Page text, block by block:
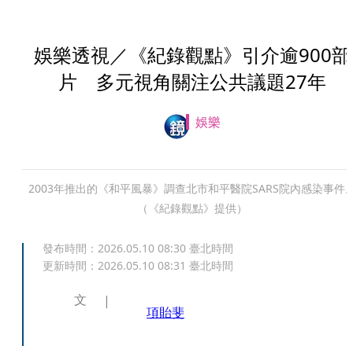
娛樂透視／《紀錄觀點》引介逾900部
片 多元視角關注公共議題27年
娛樂
2003年推出的《和平風暴》調查北市和平醫院SARS院內感染事件
（《紀錄觀點》提供）
發布時間： 2026.05.10 08:30 臺北時間
更新時間： 2026.05.10 08:31 臺北時間
文
項貽斐